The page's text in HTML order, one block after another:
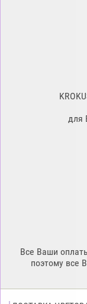
для
Все Ваши
поэтому все